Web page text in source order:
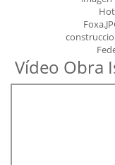
Vídeo Obra